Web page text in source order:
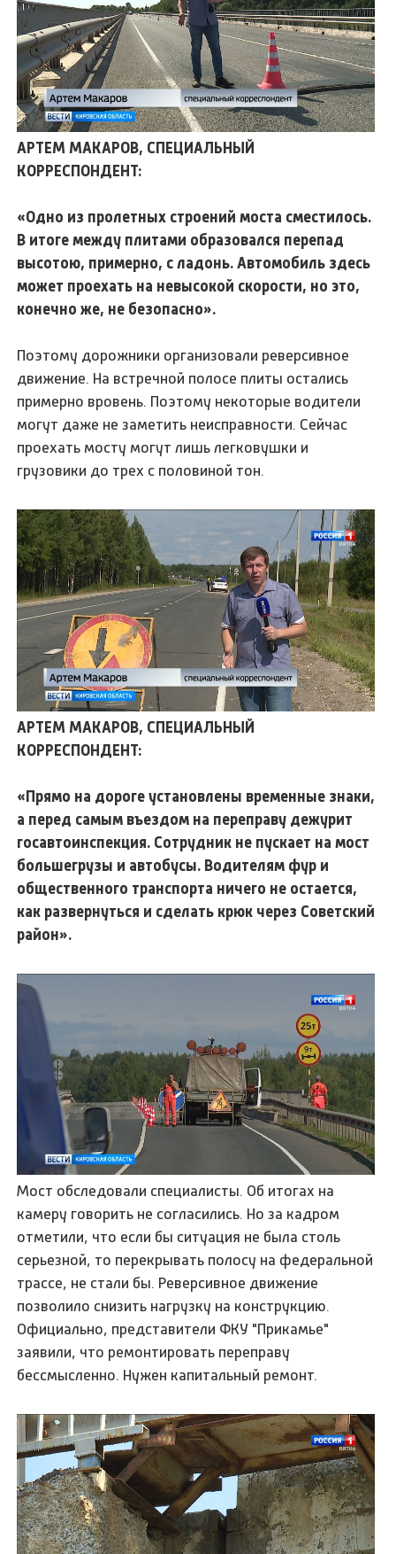
АРТЕМ МАКАРОВ, СПЕЦИАЛЬНЫЙ
КОРРЕСПОНДЕНТ:
«Одно из пролетных строений моста сместилось.
В итоге между плитами образовался перепад
высотою, примерно, с ладонь. Автомобиль здесь
может проехать на невысокой скорости, но это,
конечно же, не безопасно».
Поэтому дорожники организовали реверсивное
движение. На встречной полосе плиты остались
примерно вровень. Поэтому некоторые водители
могут даже не заметить неисправности. Сейчас
проехать мосту могут лишь легковушки и
грузовики до трех с половиной тон.
АРТЕМ МАКАРОВ, СПЕЦИАЛЬНЫЙ
КОРРЕСПОНДЕНТ:
«Прямо на дороге установлены временные знаки,
а перед самым въездом на переправу дежурит
госавтоинспекция. Сотрудник не пускает на мост
большегрузы и автобусы. Водителям фур и
общественного транспорта ничего не остается,
как развернуться и сделать крюк через Советский
район».
Мост обследовали специалисты. Об итогах на
камеру говорить не согласились. Но за кадром
отметили, что если бы ситуация не была столь
серьезной, то перекрывать полосу на федеральной
трассе, не стали бы. Реверсивное движение
позволило снизить нагрузку на конструкцию.
Официально, представители ФКУ "Прикамье"
заявили, что ремонтировать переправу
бессмысленно. Нужен капитальный ремонт.